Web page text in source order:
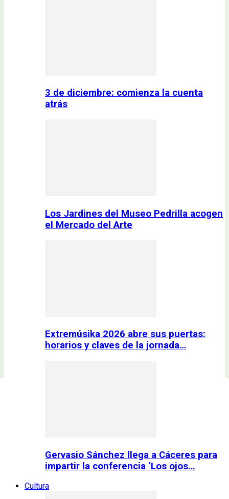
3 de diciembre: comienza la cuenta
atrás
Los Jardines del Museo Pedrilla acogen
el Mercado del Arte
Extremúsika 2026 abre sus puertas:
horarios y claves de la jornada…
Gervasio Sánchez llega a Cáceres para
impartir la conferencia ‘Los ojos…
Cultura